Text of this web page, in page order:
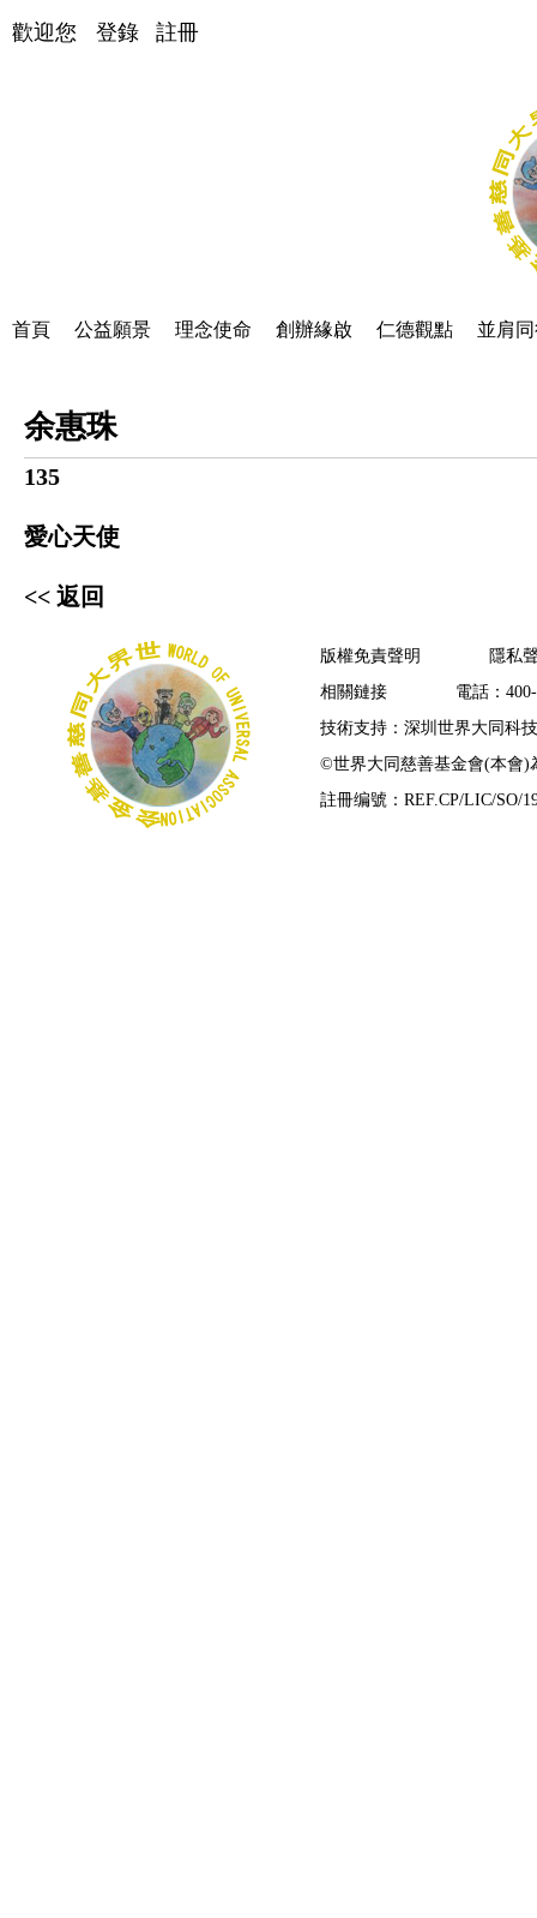
歡迎您 登錄 註冊
首頁 公益願景 理念使命 創辦緣啟 仁德觀點 並肩
余惠珠
135
愛心天使
<< 返回
版權免責聲明
隱私
相關鏈接
電話：
技術支持：深圳世界大同科
©世界大同慈善基金會(本會)
註冊编號：REF.CP/LIC/SO/